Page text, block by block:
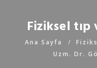
Fiziksel
Ana Sayfa
Uzm. Dr.